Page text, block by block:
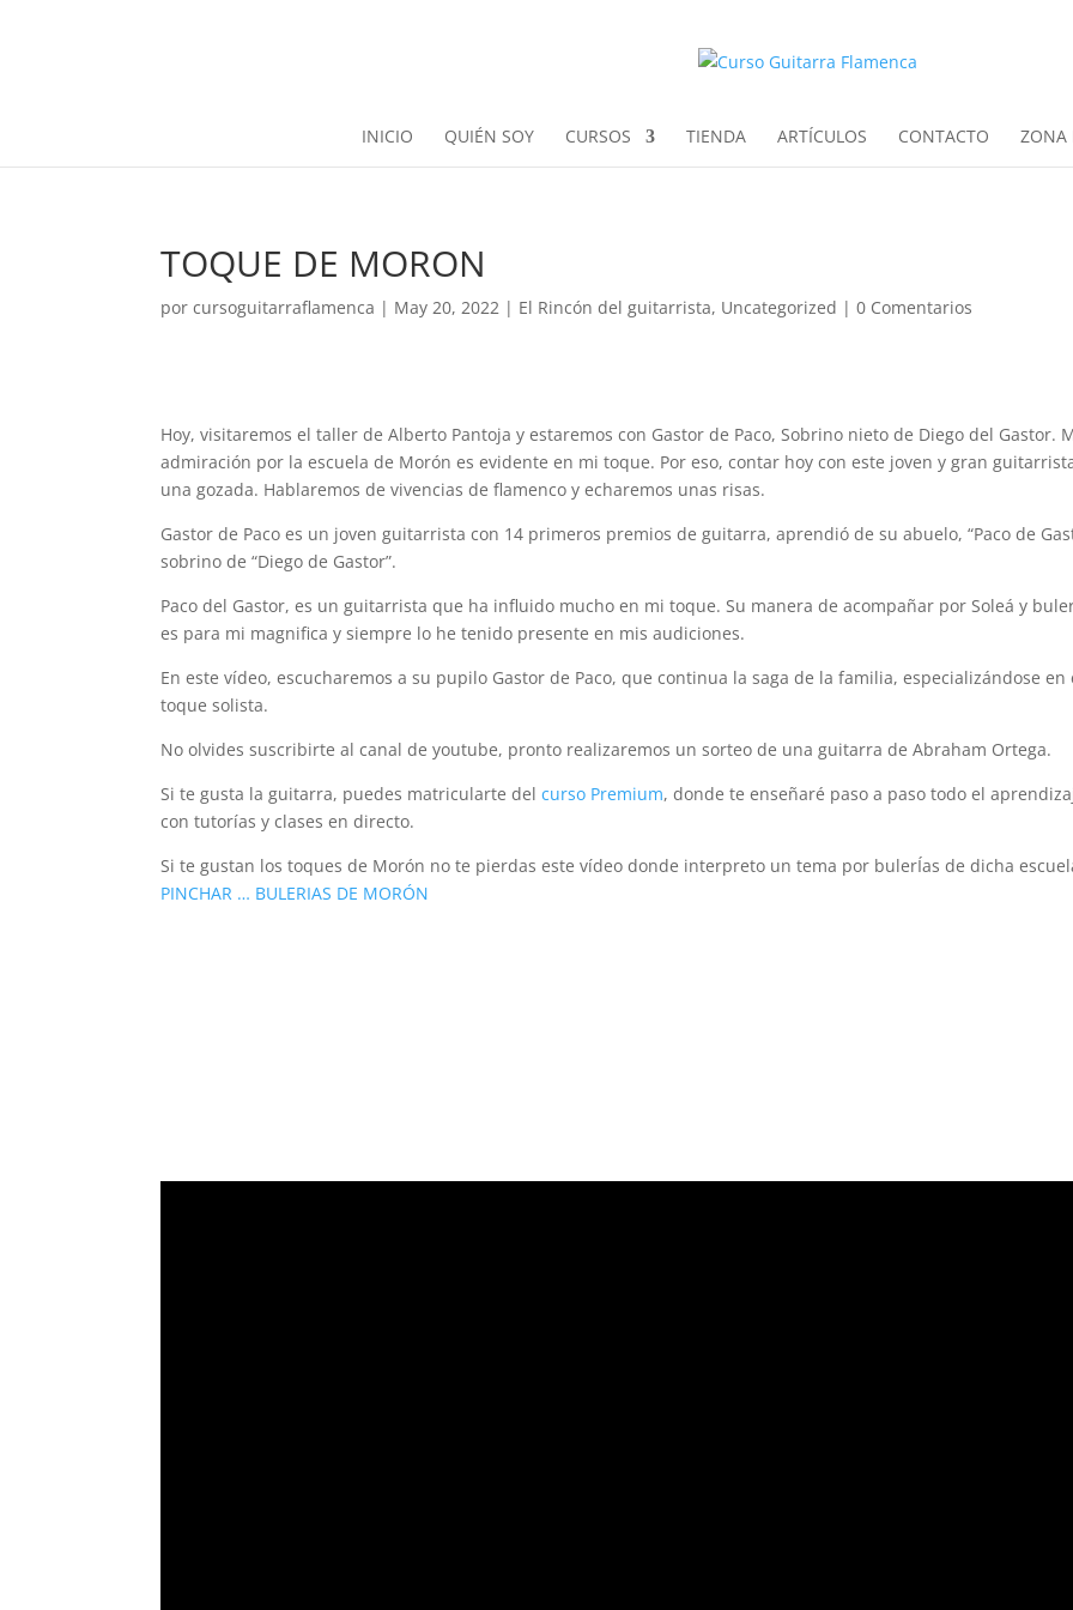
INICIO QUIÉN SOY CURSOS TIENDA ARTÍCULOS CONTACTO ZONA
TOQUE DE MORON
porcursoguitarraflamenca | May 20, 2022 | El Rincón del guitarrista, Uncategorized |0 Comentarios
Hoy, visitaremos el taller de Alberto Pantoja y estaremos con Gastor de Paco, Sobrino nieto de Diego del Gastor.
admiración por la escuela de Morón es evidente en mi toque. Por eso, contar hoy con este joven y gran
una gozada. Hablaremos de vivencias de flamenco y echaremos unas risas.
Gastor de Paco es un joven guitarrista con 14 primeros premios de guitarra, aprendió de su abuelo, “Paco de
sobrino de “Diego de Gastor”.
Paco del Gastor, es un guitarrista que ha influido mucho en mi toque. Su manera de acompañar por Soleá y
es para mi magnifica y siempre lo he tenido presente en mis audiciones.
En este vídeo, escucharemos a su pupilo Gastor de Paco, que continua la saga de la familia, especializándose en
toque solista.
No olvides suscribirte al canal de youtube, pronto realizaremos un sorteo de una guitarra de Abraham Ortega.
Si te gusta la guitarra, puedes matricularte delcurso Premium, donde te enseñaré paso a paso todo el
con tutorías y clases en directo.
Si te gustan los toques de Morón no te pierdas este vídeo donde interpreto un tema por bulerÍas de dicha
PINCHAR … BULERIAS DE MORÓN